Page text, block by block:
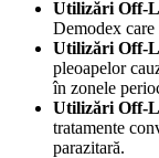
Utilizări Off-
Demodex care
Utilizări Off-
pleoapelor
în zonele
Utilizări Off-
tratamente
parazitară.